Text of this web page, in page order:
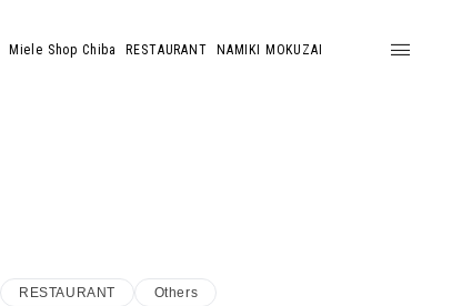
Miele Shop Chiba RESTAURANT NAMIKI MOKUZAI
RESTAURANT Others